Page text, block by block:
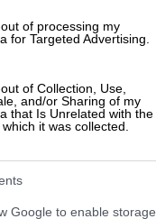
of processing my
for Targeted Advertising.
of Collection, Use,
and/or Sharing of my
that Is Unrelated with the
it was collected.
Google to enable storage